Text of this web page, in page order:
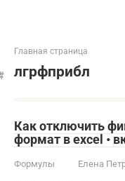
Главная страница
лгрфприбл
Как отключить
формат в excel •
Формулы Елена